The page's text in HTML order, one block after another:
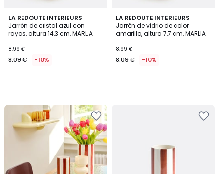
LA REDOUTE INTERIEURS
Jarrón de cristal azul con
rayas, altura 14,3 cm, MARLIA
8.99 €
8.09 € -10%
LA REDOUTE INTERIEURS
Jarrón de vidrio de color
amarillo, altura 7,7 cm, MARLIA
8.99 €
8.09 € -10%